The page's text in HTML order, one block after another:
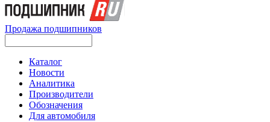
Продажа подшипников
Каталог
Новости
Аналитика
Производители
Обозначения
Для автомобиля